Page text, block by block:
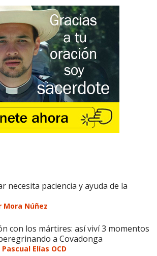
necesita paciencia y ayuda de la
Mora Núñez
con los mártires: así viví 3 momentos
a Covadonga
Elías OCD